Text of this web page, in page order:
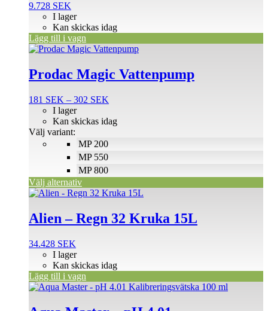
9.728 SEK
I lager
Kan skickas idag
Lägg till i vagn
Prodac Magic Vattenpump
181 SEK – 302 SEK
till
MP 200
MP 550
MP 800
I lager
Kan skickas idag
Välj variant:
Välj alternativ
Den
produkten
har
varianter.
olika
alternativen
produktsidan
Alien – Regn 32 Kruka 15L
34.428 SEK
I lager
Kan skickas idag
Lägg till i vagn